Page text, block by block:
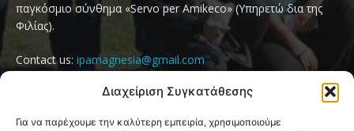
Διαχείριση Συγκατάθεσης
Για να παρέχουμε την καλύτερη εμπειρία, χρησιμοποιούμε
παγκόσμιο σύνθημα «Servo per Amikeco» (Υπηρετώ δια της
Φιλίας).
Contact us: ipamagnesia@gmail.com
FOLLOW US